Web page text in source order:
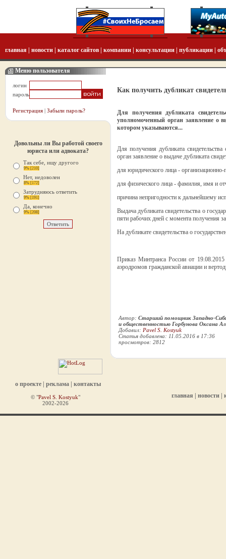
главная новости каталог сайтов компании консультации публикации
Меню пользователя
логин
пароль
Регистрация | Забыли пароль?
Довольны ли Вы работой своего
юриста или адвоката?
Так себе, ищу другого
9% [210]
Нет, недоволен
8% [172]
Затрудняюсь ответить
9% [191]
Да, конечно
9% [208]
Как получить дубликат
Для получения дубликата
уполномоченный орган заявление о
котором указываются...
Для получения дубликата
орган заявление о выдаче дубликата
для юридического лица -
для физического лица - фамилия, имя и
причина непригодности к дальнейшему
Выдача дубликата свидетельства о
пяти рабочих дней с момента получения
На дубликате свидетельства о
Приказ Минтранса России от
аэродромов гражданской авиации и
Автор: Старший помощник Западно-
и общественностью Горбунова Оксана
Добавил: Pavel S. Kostyuk
Статья добавлена: 11.05.2016 в 17:36
просмотров: 2812
о проекте реклама контакты
© "Pavel S. Kostyuk"
2002-2026
главная новости